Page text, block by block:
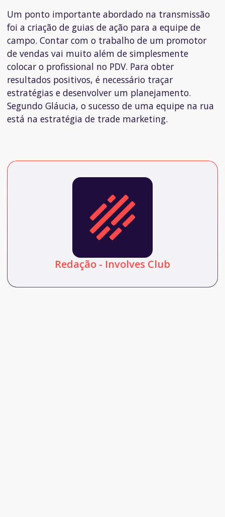
Um ponto importante abordado na transmissão
foi a criação de guias de ação para a equipe de
campo. Contar com o trabalho de um promotor
de vendas vai muito além de simplesmente
colocar o profissional no PDV. Para obter
resultados positivos, é necessário traçar
estratégias e desenvolver um planejamento.
Segundo Gláucia, o sucesso de uma equipe na rua
está na estratégia de trade marketing.
Redação - Involves Club